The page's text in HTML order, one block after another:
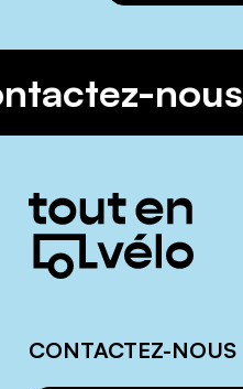
nous
Informations
complémentaires
CONTACTEZ-NOUS